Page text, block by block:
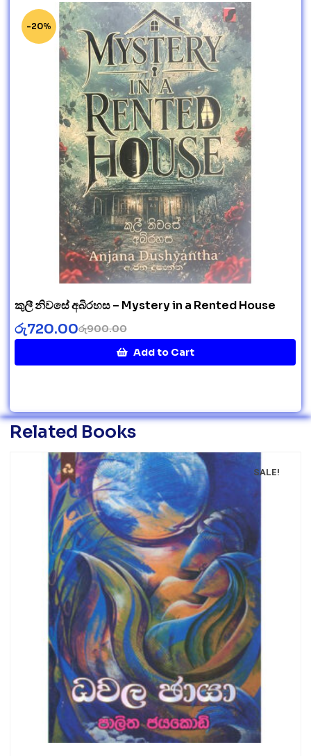
-20%
කුලී නිවසේ අබිරහස – Mystery in a Rented House
රු900.00
රු720.00
Add to Cart
Related Books
SALE!